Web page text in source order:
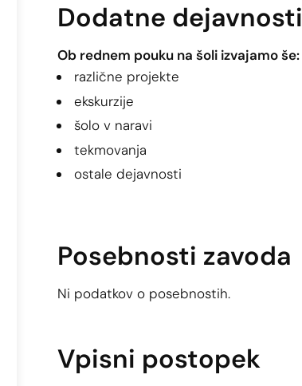
Dodatne dejavnosti
Ob rednem pouku na šoli izvajamo še:
različne projekte
ekskurzije
šolo v naravi
tekmovanja
ostale dejavnosti
Posebnosti zavoda
Ni podatkov o posebnostih.
Vpisni postopek